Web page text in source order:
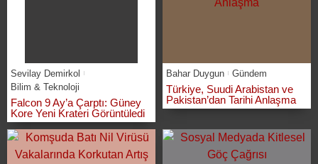
Sevilay Demirkol
Bilim & Teknoloji
Falcon 9 Ay’a Çarptı: Güney
Kore Yeni Krateri Görüntüledi
Bahar Duygun Gündem
Türkiye, Suudi Arabistan ve
Pakistan’dan Tarihi Anlaşma